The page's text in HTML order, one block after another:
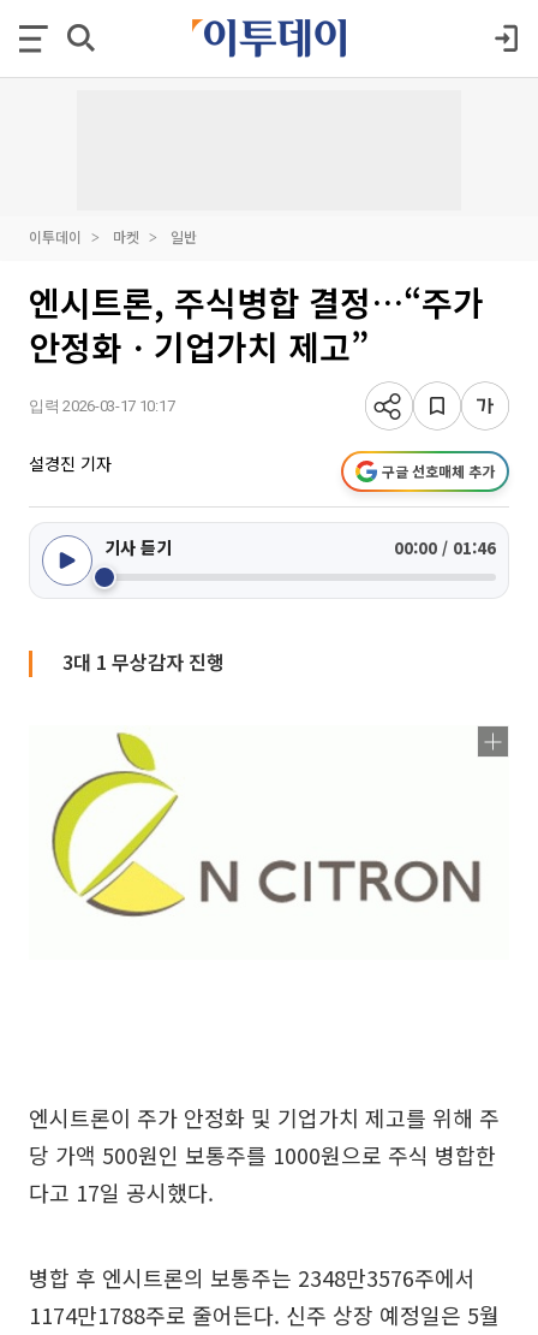
이투데이 마켓 일반
엔시트론, 주식병합 결정…“주가
안정화ㆍ기업가치 제고”
입력 2026-03-17 10:17
설경진 기자 구글 선호매체 추가
기사 듣기 00:00 / 01:46
3대 1 무상감자 진행
엔시트론이 주가 안정화 및 기업가치 제고를 위해 주
당 가액 500원인 보통주를 1000원으로 주식 병합한
다고 17일 공시했다.
병합 후 엔시트론의 보통주는 2348만3576주에서
1174만1788주로 줄어든다. 신주 상장 예정일은 5월